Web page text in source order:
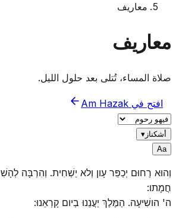
معاريف
معاريف
صلاة المساء، تُتلى بعد حلول الليل.
افتح في Am Hazak
أشكناز ▾
Aa
וְהוּא רַחוּם יְכַפֵּר עָון וְלא יַשְׁחִית. וְהִרְבָּה
חֲמָתו:
ה' הושִׁיעָה. הַמֶּלֶךְ יַעֲנֵנוּ בְיום קָרְאֵנוּ: